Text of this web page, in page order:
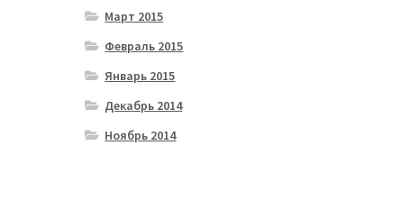
Март 2015
Февраль 2015
Январь 2015
Декабрь 2014
Ноябрь 2014